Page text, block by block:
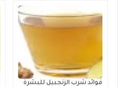
فوائد شرب الزنجبيل للبشرة